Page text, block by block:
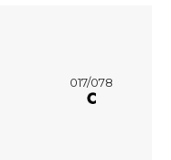
017/078